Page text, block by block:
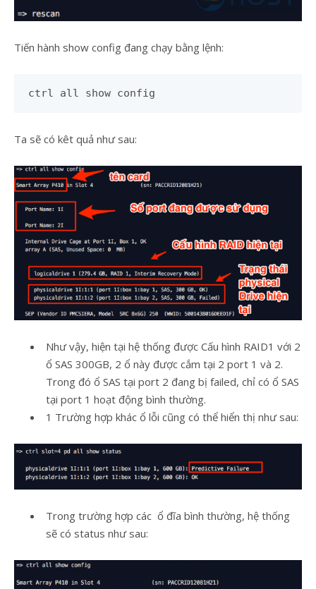
Tiến hành show config đang chạy bằng lệnh:
ctrl all show config
Ta sẽ có kêt quả như sau:
Như vậy, hiện tại hệ thống được Cấu hình RAID1 với 2
ổ SAS 300GB, 2 ổ này được cắm tại 2 port 1 và 2.
Trong đó ổ SAS tại port 2 đang bị failed, chỉ có ổ SAS
tại port 1 hoạt động bình thường.
1 Trường hợp khác ổ lỗi cũng có thể hiển thị như sau:
Trong trường hợp các ổ đĩa bình thường, hệ thống
sẽ có status như sau: